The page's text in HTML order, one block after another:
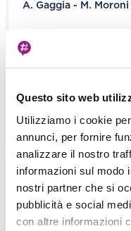
Questo sito web
Utilizziamo i cookie
annunci, per fornire
analizzare il nostro
informazioni sul modo
nostri partner che si
pubblicità e social
con altre informazioni
A. Gaggia - M. Moroni
come modo per
Una nuova
opportunità
Alessandro Molina -